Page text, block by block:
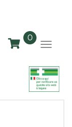
0prodotti
inseriti